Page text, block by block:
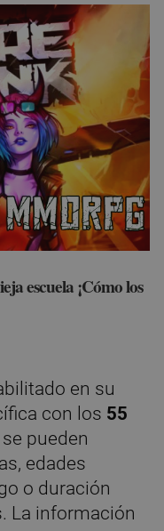
escuela ¡Cómo los
en su
con los 55
pueden
edades
o duración
La información